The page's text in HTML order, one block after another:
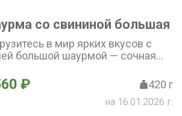
со свининой большая
в мир ярких вкусов с
большой шаурмой — сочная
и сочными томатами.
зелень и лук добавляют
пикантности, а фирменный
₽ 420 г
на 16.01.2026 г.